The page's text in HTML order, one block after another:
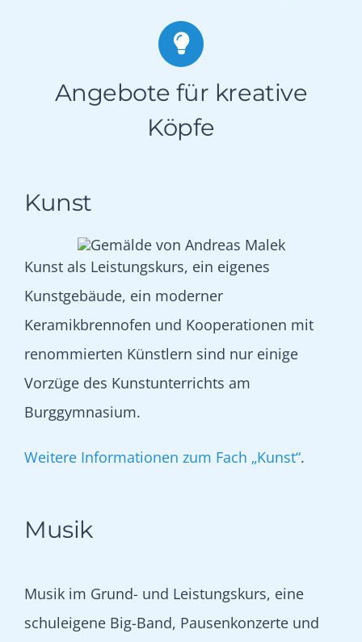
Angebote für kreative
Köpfe
Kunst
Kunst als Leistungskurs, ein eigenes
Kunstgebäude, ein moderner
Keramikbrennofen und Kooperationen mit
renommierten Künstlern sind nur einige
Vorzüge des Kunstunterrichts am
Burggymnasium.
Weitere Informationen zum Fach „Kunst“.
Musik
Musik im Grund- und Leistungskurs, eine
schuleigene Big-Band, Pausenkonzerte und